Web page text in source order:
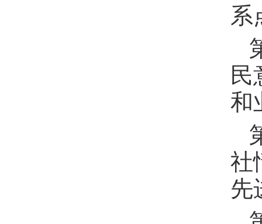
系
民
和
社
先